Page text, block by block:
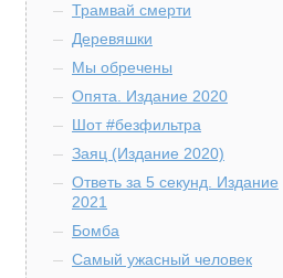
Трамвай смерти
Деревяшки
Мы обречены
Опята. Издание 2020
Шот #безфильтра
Заяц (Издание 2020)
Ответь за 5 секунд. Издание
2021
Бомба
Самый ужасный человек